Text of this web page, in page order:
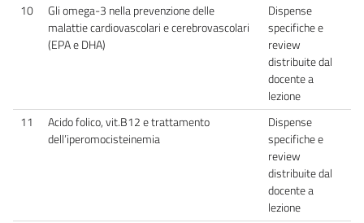
10
Gli omega-3 nella prevenzione delle
malattie cardiovascolari e cerebrovascolari
(EPA e DHA)
Dispense
specifiche e
review
distribuite dal
docente a
lezione
11
Acido folico, vit.B12 e trattamento
dell’iperomocisteinemia
Dispense
specifiche e
review
distribuite dal
docente a
lezione